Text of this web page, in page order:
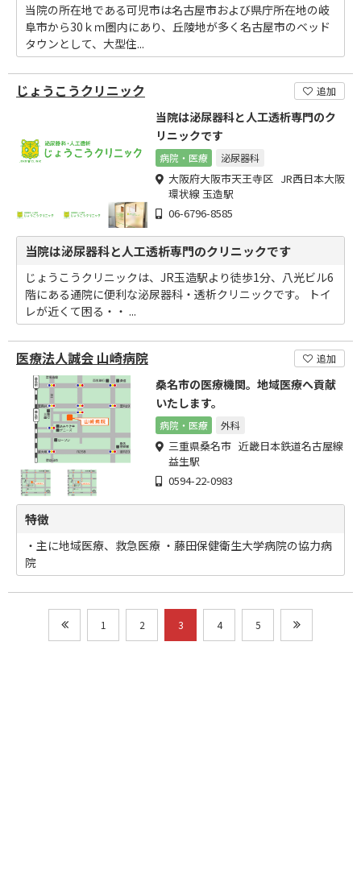
当院の所在地である可児市は名古屋市および県庁所在地の岐
阜市から30ｋｍ圏内にあり、丘陵地が多く名古屋市のベッド
タウンとして、大型住...
じょうこうクリニック 追加
当院は泌尿器科と人工透析専門のク
リニックです
病院・医療 泌尿器科
大阪府大阪市天王寺区 JR西日本大阪
環状線 玉造駅
06-6796-8585
当院は泌尿器科と人工透析専門のクリニックです
じょうこうクリニックは、JR玉造駅より徒歩1分、八光ビル6
階にある通院に便利な泌尿器科・透析クリニックです。 トイ
レが近くて困る・・ ...
医療法人誠会 山崎病院 追加
桑名市の医療機関。地域医療へ貢献
いたします。
病院・医療 外科
三重県桑名市 近畿日本鉄道名古屋線
益生駅
0594-22-0983
特徴
・主に地域医療、救急医療 ・藤田保健衛生大学病院の協力病
院
1 2 3 4 5